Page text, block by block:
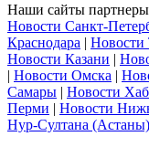
Наши сайты
Новости Санкт-
Краснодара |
Новости Казани |
| Новости Омска |
Самары | Новости
Перми | Новости
Нур-Султана (Астаны)